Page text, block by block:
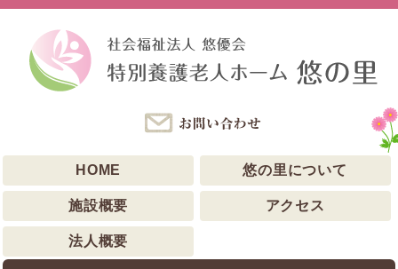
HOME 悠の里について
施設概要 アクセス
法人概要